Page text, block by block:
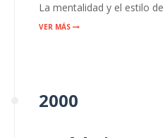
La mentalidad y el estilo
VER MÁS
2000